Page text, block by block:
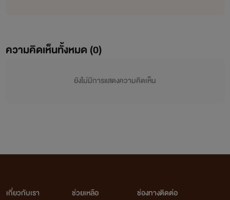
ความคิดเห็นทั้งหมด (0)
ยังไม่มีการแสดงความคิดเห็น
เกี่ยวกับเรา
ช่วยเหลือ
ช่องทางติดต่อ